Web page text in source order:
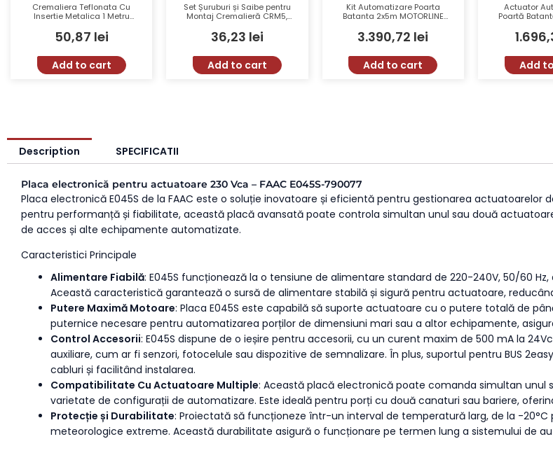
Cremaliera Teflonata Cu
Insertie Metalica 1 Metru
50,87 lei
Add to cart
Set Șuruburi și Saibe pentru
Montaj Cremalieră CRM5,
Autoforante
36,23 lei
Add to cart
Kit Automatizare Poarta
Batanta 2x5m MOTORLINE
500Kg Viteza 20mm/s
3.390,72 lei
Add to cart
Actuator
Poartă
Foaie
Add
Description SPECIFICATII
Placa electronică pentru actuatoare 230 Vca – FAAC E045S-790077
Placa electronică E045S de la FAAC este o soluție inovatoare și eficientă pentru gestionarea
pentru performanță și fiabilitate, această placă avansată poate controla simultan unul sau două
de acces și alte echipamente automatizate.
Caracteristici Principale
Alimentare Fiabilă: E045S funcționează la o tensiune de alimentare standard de 220-240V, 50/60
Această caracteristică garantează o sursă de alimentare stabilă și sigură pentru actuatoare,
Putere Maximă Motoare: Placa E045S este capabilă să suporte actuatoare cu o putere totală de
puternice necesare pentru automatizarea porților de dimensiuni mari sau a altor echipamente,
Control Accesorii: E045S dispune de o ieșire pentru accesorii, cu un curent maxim de 500 mA la
auxiliare, cum ar fi senzori, fotocelule sau dispozitive de semnalizare. În plus, suportul pentru BUS
cabluri și facilitând instalarea.
Compatibilitate Cu Actuatoare Multiple: Această placă electronică poate comanda simultan
varietate de configurații de automatizare. Este ideală pentru porți cu două canaturi sau bariere,
Protecție și Durabilitate: Proiectată să funcționeze într-un interval de temperatură larg, de la -
meteorologice extreme. Această durabilitate asigură o funcționare pe termen lung a sistemului de